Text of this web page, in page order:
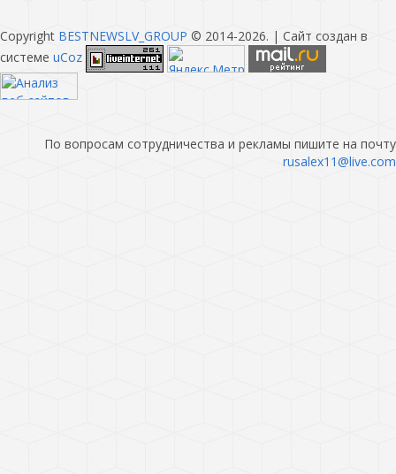
Copyright BESTNEWSLV_GROUP © 2014-2026. | Сайт создан в
системе uCoz
По вопросам сотрудничества и рекламы пишите на почту
rusalex11@live.com